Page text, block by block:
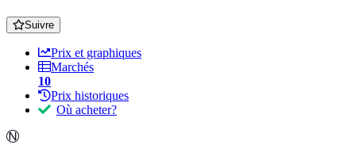
Suivre
Prix et graphiques
Marchés
10
Prix historiques
Où acheter?